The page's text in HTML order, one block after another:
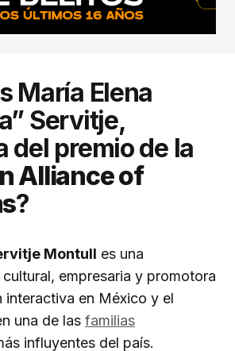
María Elena
Servitje,
del premio de la
Alliance of
?
Montull es una
empresaria y promotora
interactiva en México y el
una de las familias
influyentes del país.